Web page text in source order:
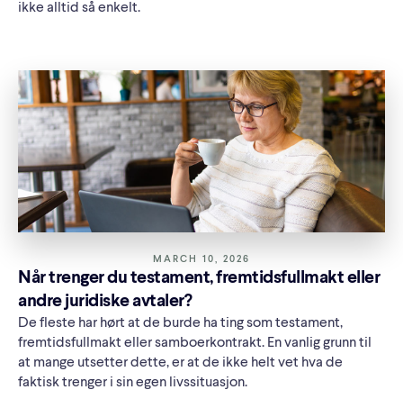
ikke alltid så enkelt.
MARCH 10, 2026
Når trenger du testament, fremtidsfullmakt eller
andre juridiske avtaler?
De fleste har hørt at de burde ha ting som testament,
fremtidsfullmakt eller samboerkontrakt. En vanlig grunn til
at mange utsetter dette, er at de ikke helt vet hva de
faktisk trenger i sin egen livssituasjon.